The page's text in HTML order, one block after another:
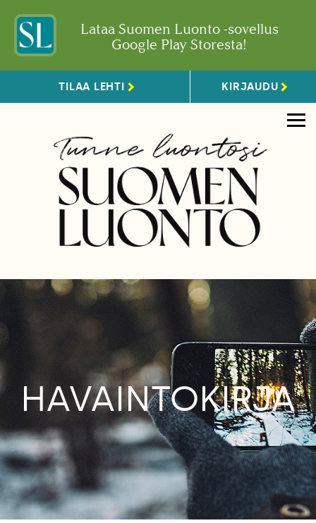
Lataa Suomen Luonto -sovellus
Google Play Storesta!
TILAA LEHTI KIRJAUDU
HAVAINTOKIRJA